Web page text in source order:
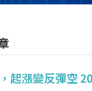
起漲變反彈空